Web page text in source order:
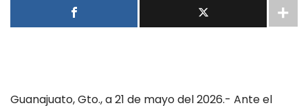
Guanajuato, Gto., a 21 de mayo del 2026.- Ante el